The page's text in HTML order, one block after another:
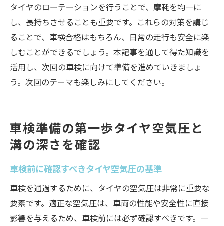
タイヤのローテーションを行うことで、摩耗を均一に
し、長持ちさせることも重要です。これらの対策を講じ
ることで、車検合格はもちろん、日常の走行も安全に楽
しむことができるでしょう。本記事を通して得た知識を
活用し、次回の車検に向けて準備を進めていきましょ
う。次回のテーマも楽しみにしてください。
車検準備の第一歩タイヤ空気圧と
溝の深さを確認
車検前に確認すべきタイヤ空気圧の基準
車検を通過するために、タイヤの空気圧は非常に重要な
要素です。適正な空気圧は、車両の性能や安全性に直接
影響を与えるため、車検前には必ず確認すべきです。一